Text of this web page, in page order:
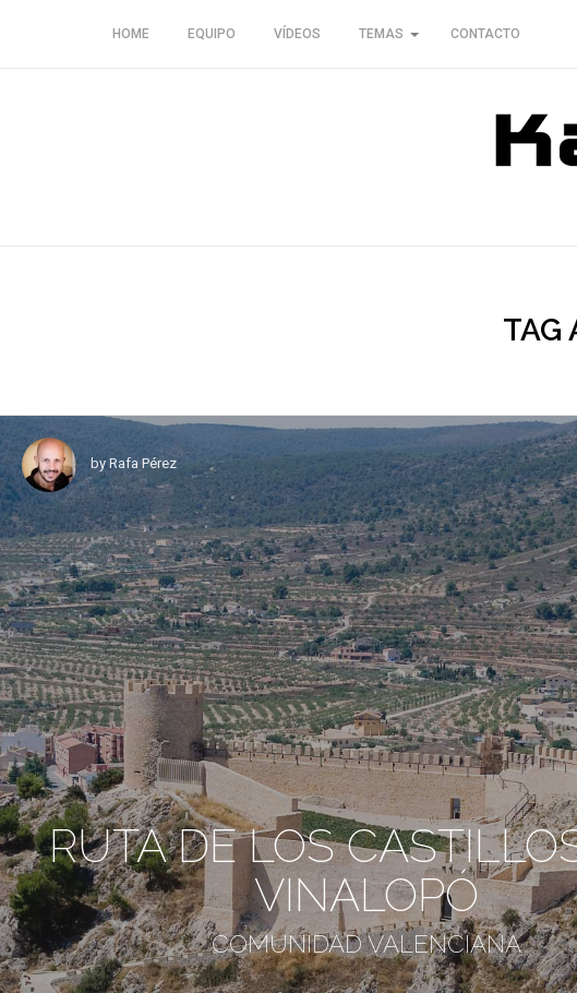
HOME EQUIPO VÍDEOS TEMAS CONTACTO
TAG
by Rafa Pérez
RUTA DE LOS
VINALOPÓ
COMUNIDAD VALENCIANA